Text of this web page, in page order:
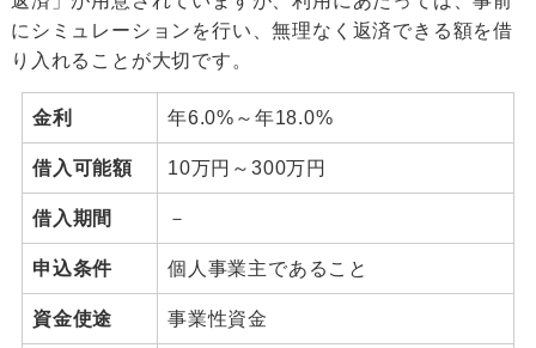
にシミュレーションを行い、無理なく返済できる額を借
り入れることが大切です。
金利 年6.0%～年18.0%
借入可能額 10万円～300万円
借入期間 －
申込条件 個人事業主であること
資金使途 事業性資金